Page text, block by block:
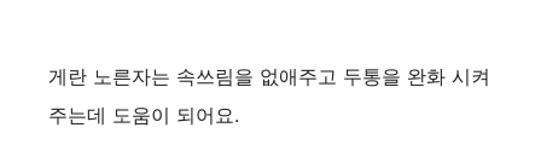
게란 노른자는 속쓰림을 없애주고 두통을 완화 시켜
주는데 도움이 되어요.